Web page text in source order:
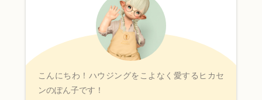
こんにちわ！ハウジングをこよなく愛するヒカセ
ンのぽん子です！